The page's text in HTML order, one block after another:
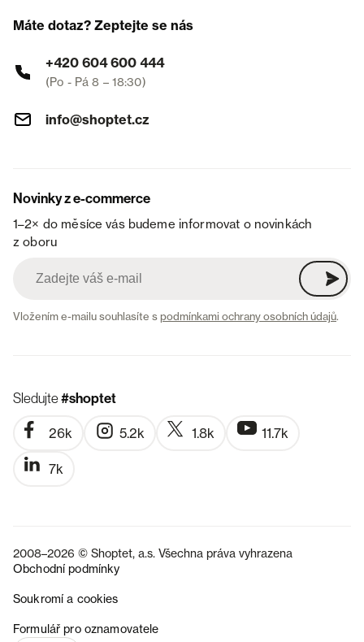
Máte dotaz? Zeptejte se nás
+420 604 600 444
(Po - Pá 8 – 18:30)
info@shoptet.cz
Novinky z e-commerce
1–2× do měsíce vás budeme informovat o novinkách
z oboru
Vložením e-mailu souhlasíte spodmínkami ochrany osobních údajů.
Sledujte#shoptet
26k 5.2k 1.8k 11.7k
7k
2008–2026 © Shoptet, a.s. Všechna práva vyhrazena
Obchodní podmínky
Soukromí a cookies
Formulář pro oznamovatele